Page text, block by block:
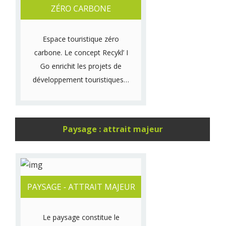
ZÉRO CARBONE
Espace touristique zéro
carbone. Le concept Recykl’ I
Go enrichit les projets de
développement touristiques…
Paysage : attrait majeur
PAYSAGE - ATTRAIT MAJEUR
Le paysage constitue le